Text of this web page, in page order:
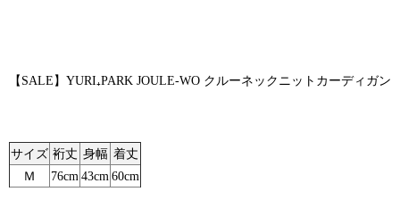
【SALE】YURI₊PARK JOULE-WO クルーネックニットカーディガン
サイズ 裄丈 身幅 着丈
Ｍ
76cm 43cm 60cm